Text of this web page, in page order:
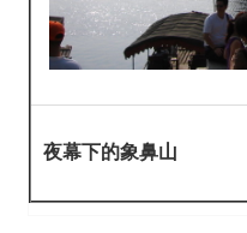
夜幕下的象鼻山